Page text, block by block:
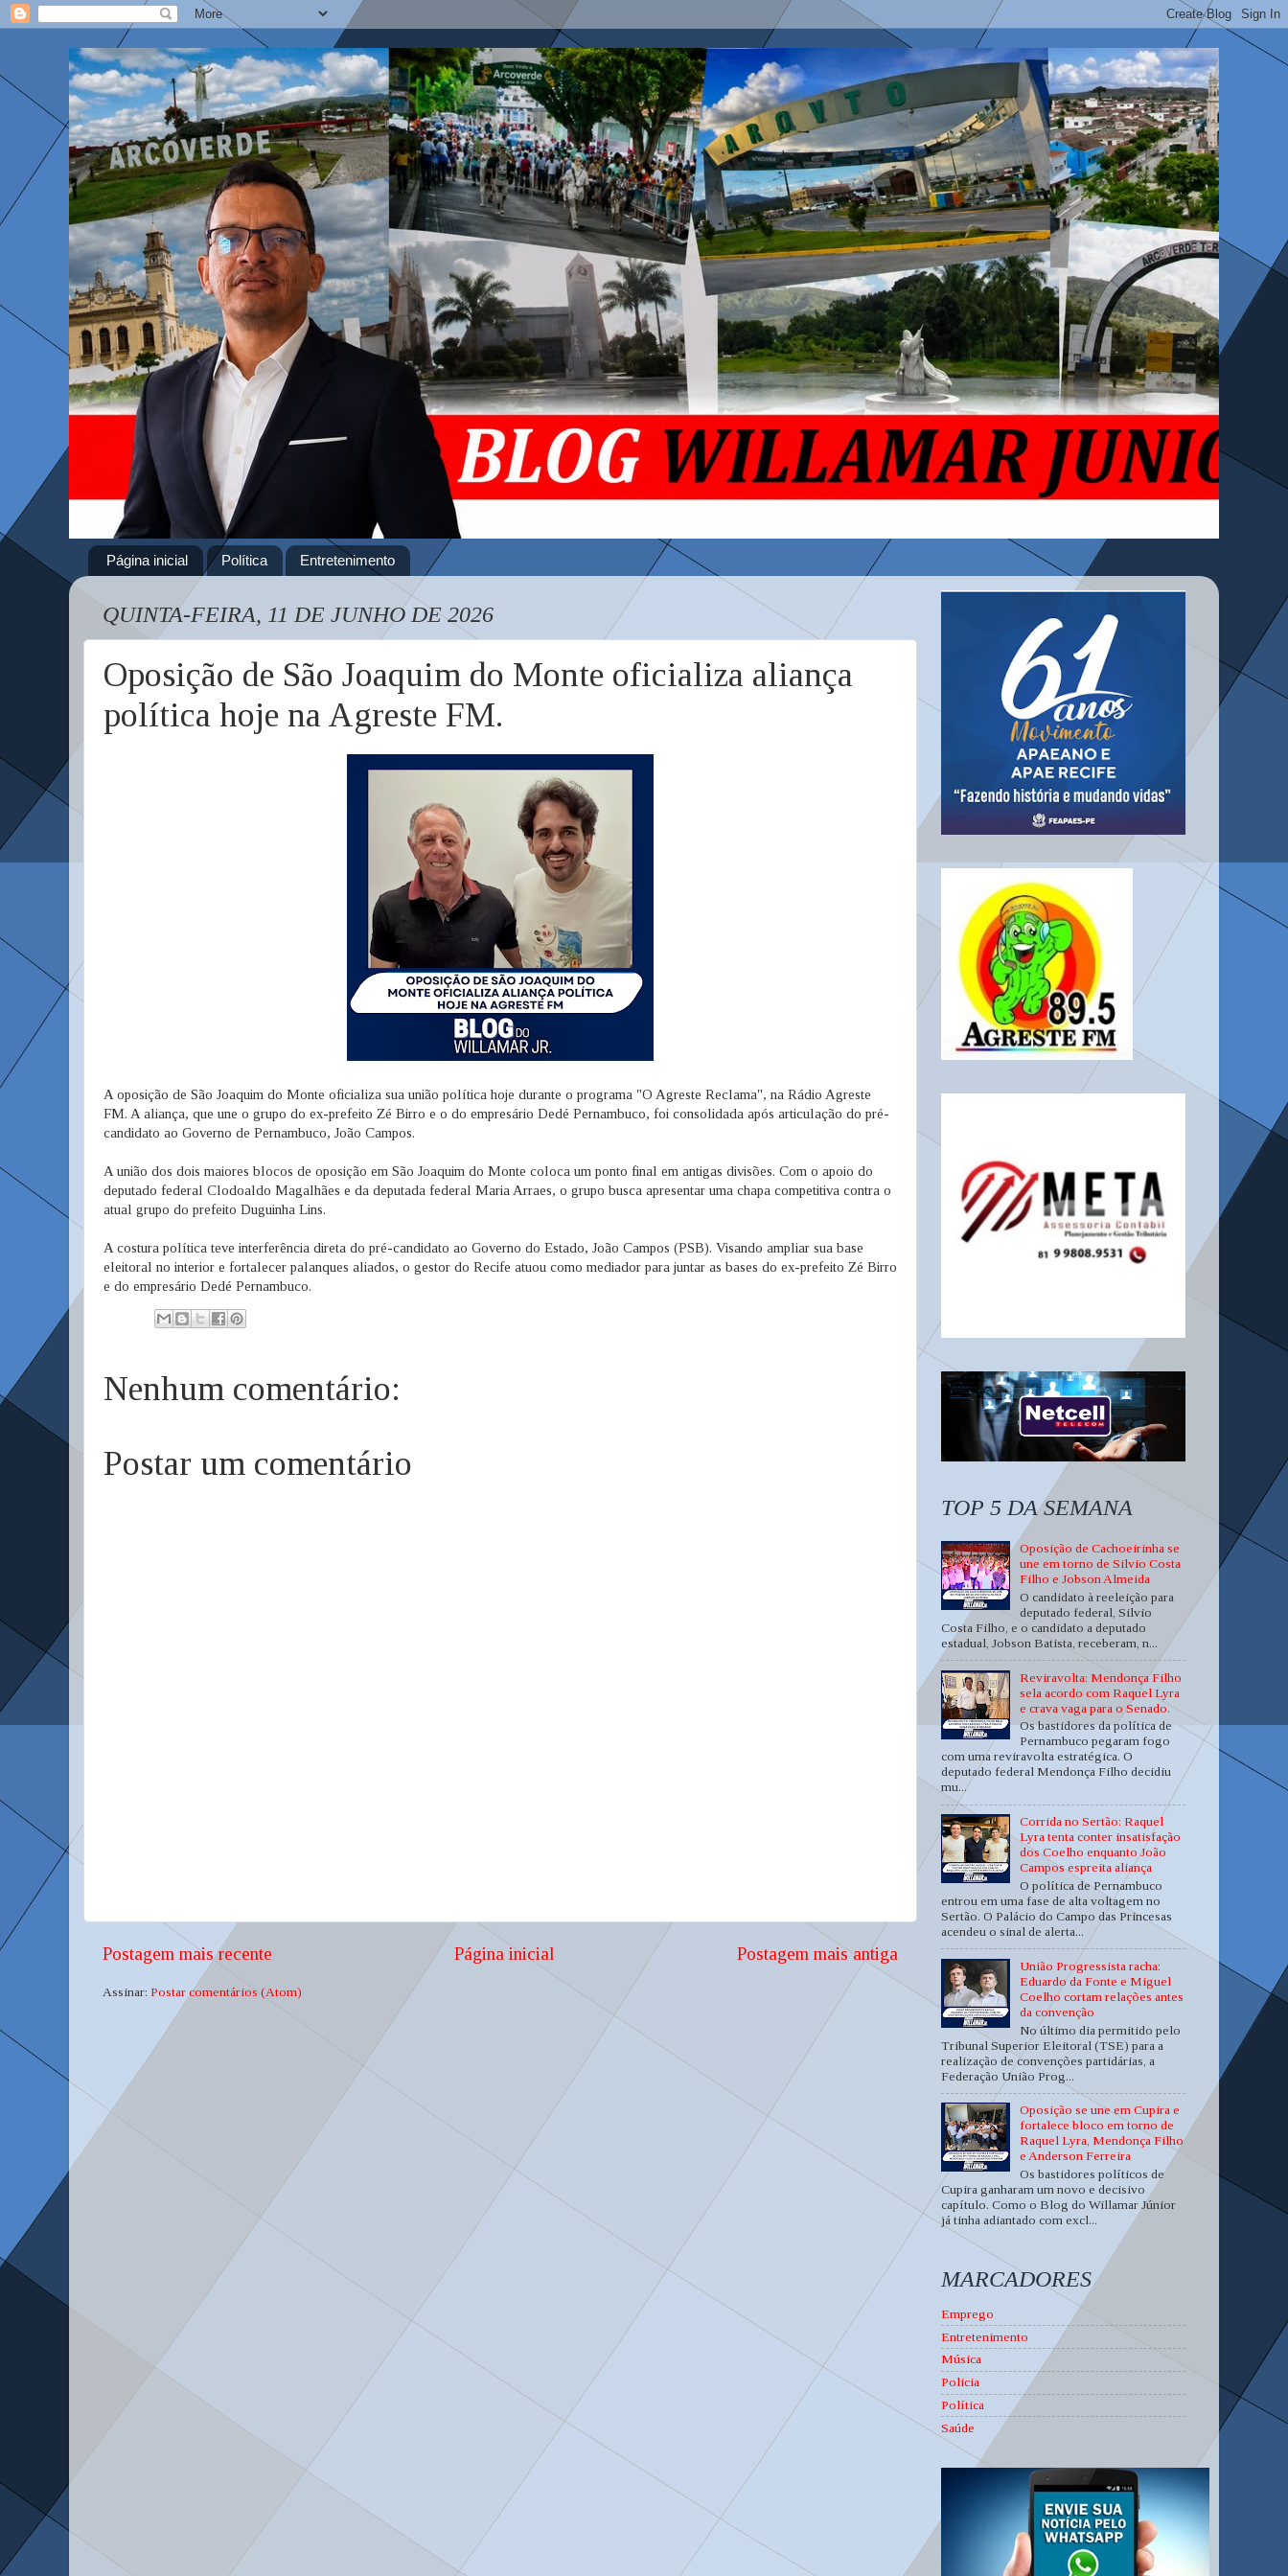
Página inicial Política Entretenimento
QUINTA-FEIRA, 11 DE JUNHO DE 2026
Oposição de São Joaquim do Monte oficializa aliança
política hoje na Agreste FM.
A oposição de São Joaquim do Monte oficializa sua união política hoje durante o programa "O Agreste Reclama", na Rádio Agreste
FM. A aliança, que une o grupo do ex-prefeito Zé Birro e o do empresário Dedé Pernambuco, foi consolidada após articulação do pré-
candidato ao Governo de Pernambuco, João Campos.
A união dos dois maiores blocos de oposição em São Joaquim do Monte coloca um ponto final em antigas divisões. Com o apoio do
deputado federal Clodoaldo Magalhães e da deputada federal Maria Arraes, o grupo busca apresentar uma chapa competitiva contra o
atual grupo do prefeito Duguinha Lins.
A costura política teve interferência direta do pré-candidato ao Governo do Estado, João Campos (PSB). Visando ampliar sua base
eleitoral no interior e fortalecer palanques aliados, o gestor do Recife atuou como mediador para juntar as bases do ex-prefeito Zé Birro
e do empresário Dedé Pernambuco.
Nenhum comentário:
Postar um comentário
Postagem mais recente Postagem mais antiga
Página inicial
Assinar: Postar comentários (Atom)
TOP 5 DA SEMANA
Oposição de Cachoeirinha se
une em torno de Silvio Costa
Filho e Jobson Almeida
O candidato à reeleição para
deputado federal, Silvio
Costa Filho, e o candidato a deputado
estadual, Jobson Batista, receberam, n...
Reviravolta: Mendonça Filho
sela acordo com Raquel Lyra
e crava vaga para o Senado.
Os bastidores da política de
Pernambuco pegaram fogo
com uma reviravolta estratégica. O
deputado federal Mendonça Filho decidiu
mu...
Corrida no Sertão: Raquel
Lyra tenta conter insatisfação
dos Coelho enquanto João
Campos espreita aliança
O política de Pernambuco
entrou em uma fase de alta voltagem no
Sertão. O Palácio do Campo das Princesas
acendeu o sinal de alerta...
União Progressista racha:
Eduardo da Fonte e Miguel
Coelho cortam relações antes
da convenção
No último dia permitido pelo
Tribunal Superior Eleitoral (TSE) para a
realização de convenções partidárias, a
Federação União Prog...
Oposição se une em Cupira e
fortalece bloco em torno de
Raquel Lyra, Mendonça Filho
e Anderson Ferreira
Os bastidores políticos de
Cupira ganharam um novo e decisivo
capítulo. Como o Blog do Willamar Júnior
já tinha adiantado com excl...
MARCADORES
Emprego
Entretenimento
Música
Policia
Política
Saúde